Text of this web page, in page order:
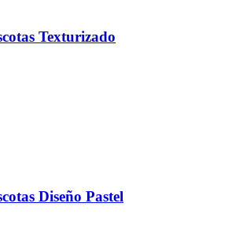
Texturizado
Diseño Pastel